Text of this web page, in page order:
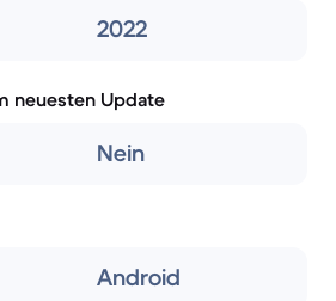
2022
neuesten Update
Nein
Android